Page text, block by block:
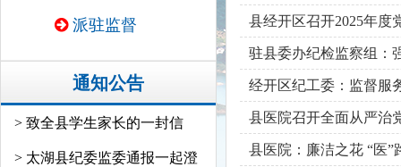
派驻监督
通知公告
> 致全县学生家长的一封信
> 太湖县纪委监委通报一起澄
县经开区召开2025年度
驻县委办纪检监察组：
经开区纪工委：监督服
县医院召开全面从严治
县医院：廉洁之花 “医”